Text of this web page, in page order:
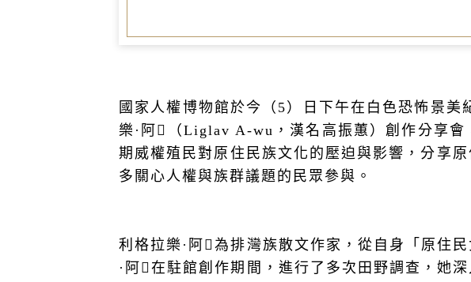
國家人權博物館於今（5）日下午在白色恐怖景
樂·阿𡠄（Liglav A-wu，漢名高振蕙）創作分享
期威權殖民對原住民族文化的壓迫與影響，分享
多關心人權與族群議題的民眾參與。
利格拉樂·阿𡠄為排灣族散文作家，從自身「原住
·阿𡠄在駐館創作期間，進行了多次田野調查，她